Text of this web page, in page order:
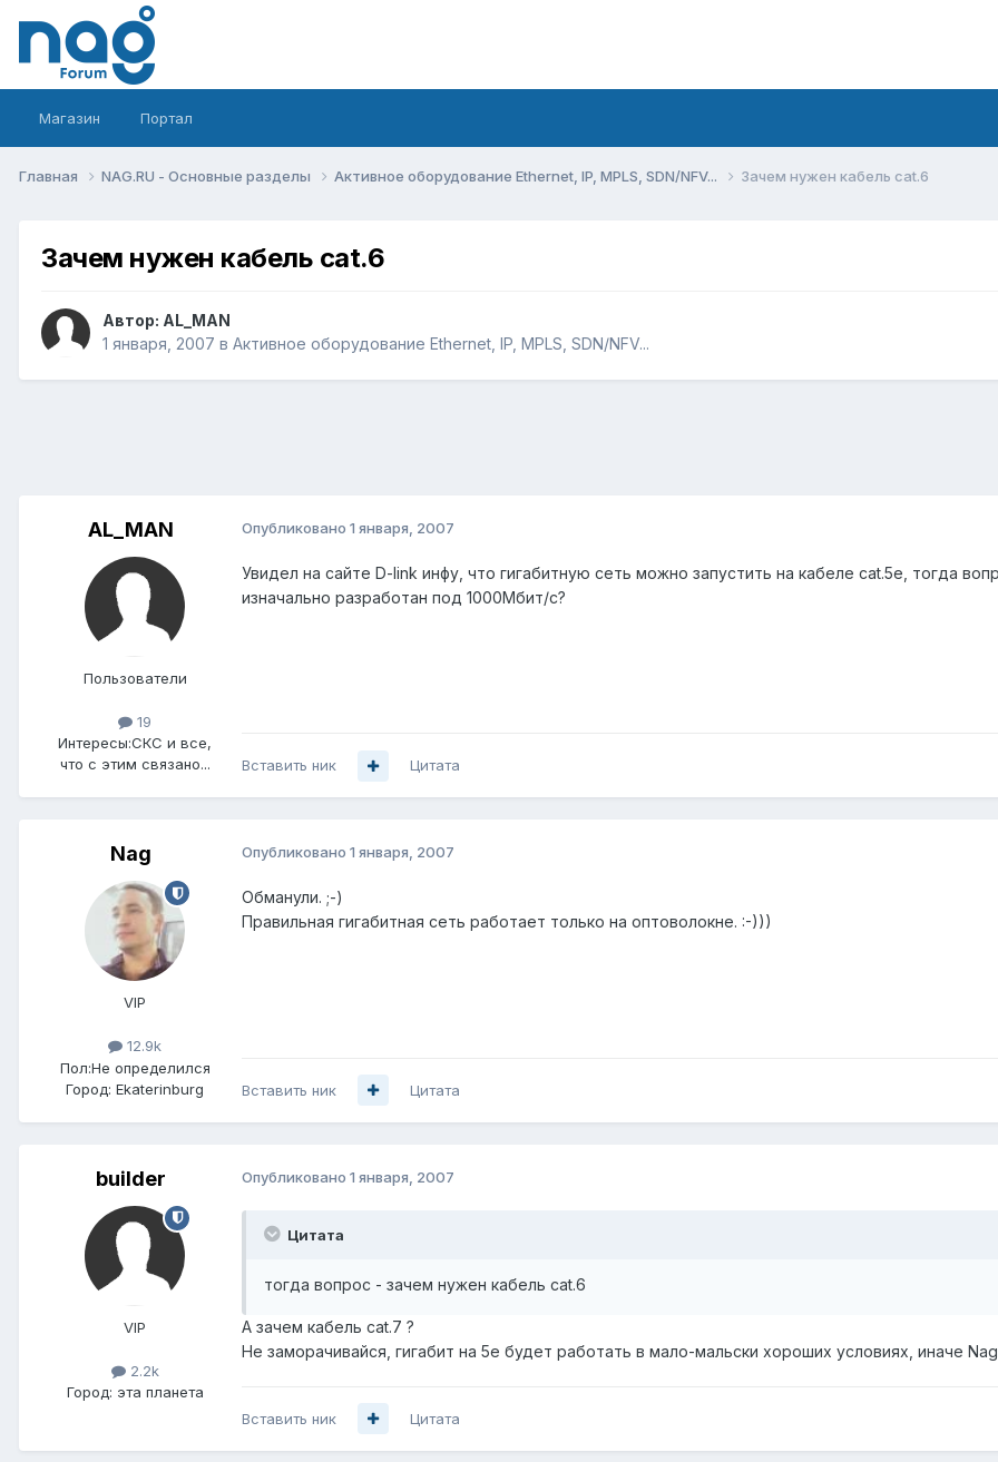
Магазин Портал
Главная NAG.RU - Основные разделы Активное оборудование Ethernet, IP, MPLS, SDN/NFV... Зачем нужен кабель cat.6
Зачем нужен кабель cat.6
Автор: AL_MAN
1 января, 2007 в Активное оборудование Ethernet, IP, MPLS, SDN/NFV...
AL_MAN
Пользователи
19
Интересы:СКС и все,
что с этим связано...
Опубликовано 1 января, 2007
Увидел на сайте D-link инфу, что гигабитную сеть можно запустить на кабеле cat.5e, тогда
изначально разработан под 1000Мбит/с?
Вставить ник Цитата
Nag
VIP
12.9k
Пол:Не определился
Город: Ekaterinburg
Опубликовано 1 января, 2007
Обманули. ;-)
Правильная гигабитная сеть работает только на оптоволокне. :-)))
Вставить ник Цитата
builder
VIP
2.2k
Город: эта планета
Опубликовано 1 января, 2007
Цитата
тогда вопрос - зачем нужен кабель cat.6
А зачем кабель cat.7 ?
Не заморачивайся, гигабит на 5е будет работать в мало-мальски хороших условиях, иначе
Вставить ник Цитата